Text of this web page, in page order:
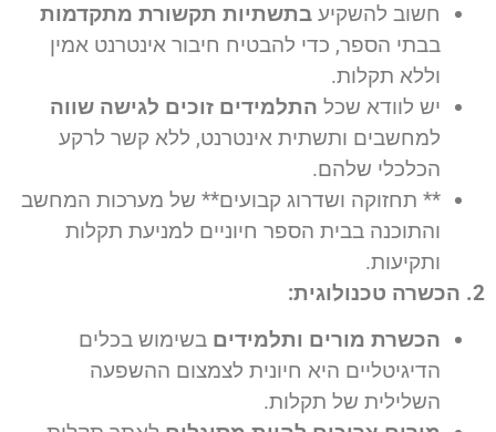
חשוב להשקיע בתשתיות תקשורת מתקדמות
בבתי הספר, כדי להבטיח חיבור אינטרנט אמין
וללא תקלות.
יש לוודא שכל התלמידים זוכים לגישה שווה
למחשבים ותשתית אינטרנט, ללא קשר לרקע
הכלכלי שלהם.
** תחזוקה ושדרוג קבועים** של מערכות המחשב
והתוכנה בבית הספר חיוניים למניעת תקלות
ותקיעות.
2. הכשרה טכנולוגית:
הכשרת מורים ותלמידים בשימוש בכלים
הדיגיטליים היא חיונית לצמצום ההשפעה
השלילית של תקלות.